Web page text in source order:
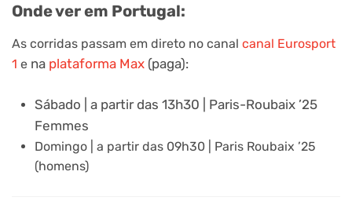
Onde ver em Portugal:
As corridas passam em direto no canal canal Eurosport
1 e na plataforma Max (paga):
Sábado | a partir das 13h30 | Paris-Roubaix ’25
Femmes
Domingo | a partir das 09h30 | Paris Roubaix ’25
(homens)